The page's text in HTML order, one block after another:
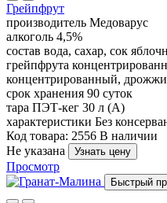
Грейпфрут
производитель Медоварус
алкоголь 4,5%
состав вода, сахар, сок
грейпфрута
концентрированный, дрожжи
срок хранения 90 суток
тара ПЭТ-кег 30 л (А)
характеристики Без
Код товара: 2556 В наличии
Не указана
Узнать цену
Просмотр
Быстрый